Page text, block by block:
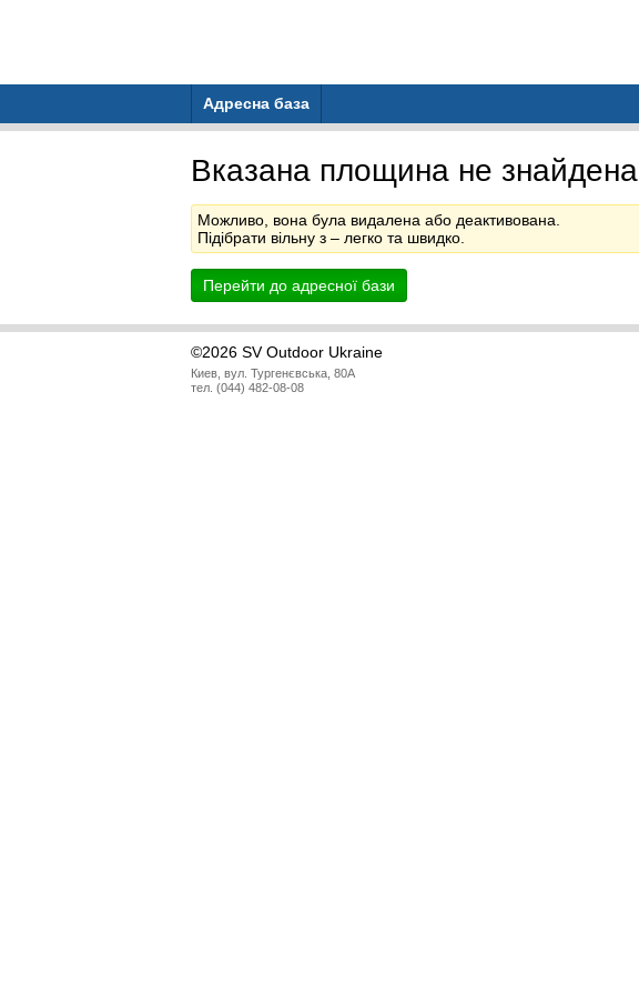
Адресна база
Вказана площина не знайдена
Можливо, вона була видалена або деактивована.
Підібрати вільну з – легко та швидко.
Перейти до адресної бази
©2026 SV Outdoor Ukraine
Киев, вул. Тургенєвська, 80А
тел. (044) 482-08-08